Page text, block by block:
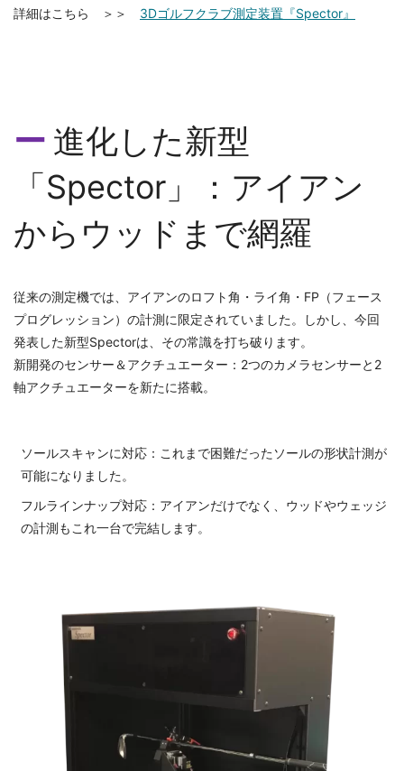
詳細はこちら ＞＞ 3Dゴルフクラブ測定装置『Spector』
進化した新型
「Spector」：アイアン
からウッドまで網羅
従来の測定機では、アイアンのロフト角・ライ角・FP（フェース
プログレッション）の計測に限定されていました。しかし、今回
発表した新型Spectorは、その常識を打ち破ります。
新開発のセンサー＆アクチュエーター：2つのカメラセンサーと2
軸アクチュエーターを新たに搭載。
ソールスキャンに対応：これまで困難だったソールの形状計測が
可能になりました。
フルラインナップ対応：アイアンだけでなく、ウッドやウェッジ
の計測もこれ一台で完結します。